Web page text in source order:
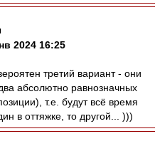
2024 16:25
третий вариант - они
абсолютно равнозначных
т.е. будут всё время
в оттяжке, то другой... )))